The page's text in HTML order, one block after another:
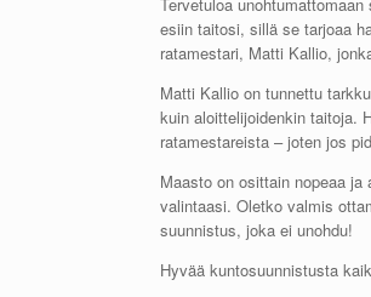
esiin taitosi, sillä se tarjoaa
ratamestari, Matti Kallio,
Matti Kallio on tunnettu
kuin aloittelijoidenkin taitoja.
ratamestareista – joten jos
Maasto on osittain nopeaa
valintaasi. Oletko valmis
suunnistus, joka ei unohdu!
Hyvää kuntosuunnistusta